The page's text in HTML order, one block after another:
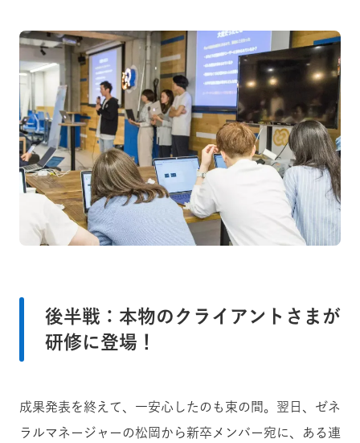
後半戦：本物のクライアントさまが
研修に登場！
成果発表を終えて、一安心したのも束の間。翌日、ゼネ
ラルマネージャーの松岡から新卒メンバー宛に、ある連